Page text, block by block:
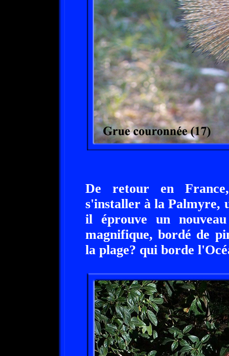
De retour en
s'installer à la Palmyre,
il éprouve un
magnifique, bordé de
la plage? qui borde